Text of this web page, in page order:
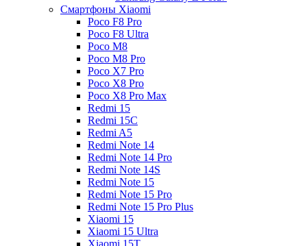
Смартфоны Xiaomi
Poco F8 Pro
Poco F8 Ultra
Poco M8
Poco M8 Pro
Poco X7 Pro
Poco X8 Pro
Poco X8 Pro Max
Redmi 15
Redmi 15C
Redmi A5
Redmi Note 14
Redmi Note 14 Pro
Redmi Note 14S
Redmi Note 15
Redmi Note 15 Pro
Redmi Note 15 Pro Plus
Xiaomi 15
Xiaomi 15 Ultra
Xiaomi 15T